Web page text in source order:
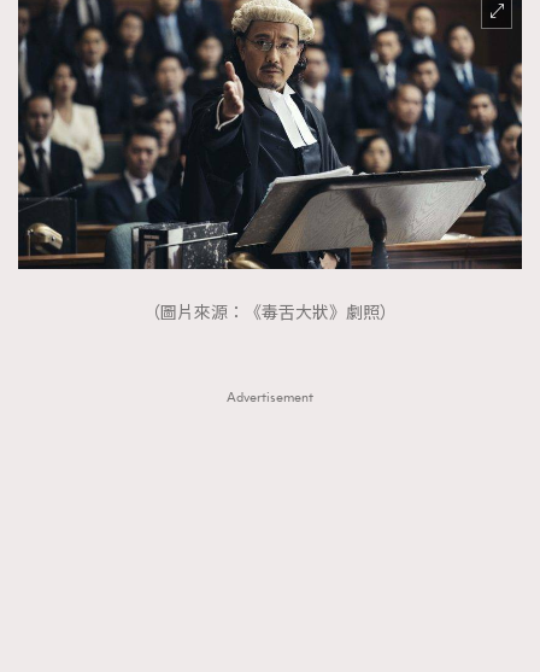
（圖片來源：《毒舌大狀》劇照）
Advertisement